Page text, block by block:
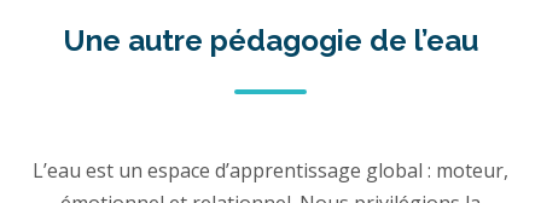
Une autre pédagogie de l’eau
L’eau est un espace d’apprentissage global : moteur,